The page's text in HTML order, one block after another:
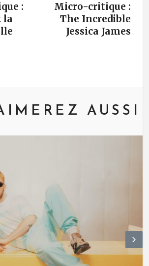
:
la
Micro-critique :
The Incredible
Jessica James
AUSSI
N